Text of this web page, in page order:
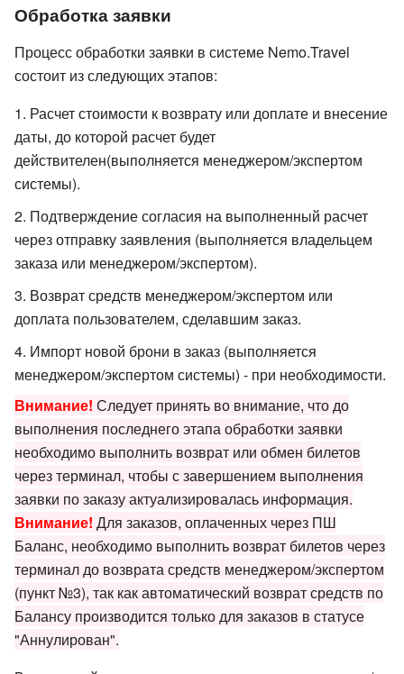
Обработка заявки
Процесс обработки заявки в системе Nemo.Travel
состоит из следующих этапов:
Расчет стоимости к возврату или доплате и внесение
даты, до которой расчет будет
действителен(выполняется менеджером/экспертом
системы).
Подтверждение согласия на выполненный расчет
через отправку заявления (выполняется владельцем
заказа или менеджером/экспертом).
Возврат средств менеджером/экспертом или
доплата пользователем, сделавшим заказ.
Импорт новой брони в заказ (выполняется
менеджером/экспертом системы) - при необходимости.
Внимание! Следует принять во внимание, что до
выполнения последнего этапа обработки заявки
необходимо выполнить возврат или обмен билетов
через терминал, чтобы с завершением выполнения
заявки по заказу актуализировалась информация.
Внимание! Для заказов, оплаченных через ПШ
Баланс, необходимо выполнить возврат билетов через
терминал до возврата средств менеджером/экспертом
(пункт №3), так как автоматический возврат средств по
Балансу производится только для заказов в статусе
"Аннулирован".